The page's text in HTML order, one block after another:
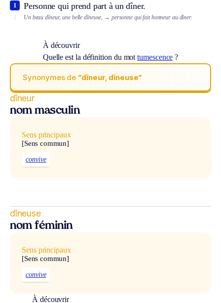
Personne qui prend part à un dîner.
1
Un beau dîneur, une belle dîneuse, → personne qui fait honneur au dîner.
À découvrir
Quelle est la définition du mottumescence ?
Synonymes de “dîneur, dîneuse“
dîneur
nom masculin
Sens principaux
[Sens commun]
convive
dîneuse
nom féminin
Sens principaux
[Sens commun]
convive
À découvrir